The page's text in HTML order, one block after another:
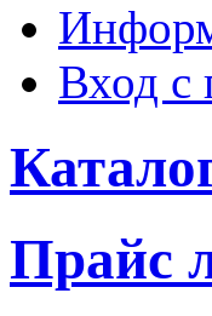
Вход с
Прайс